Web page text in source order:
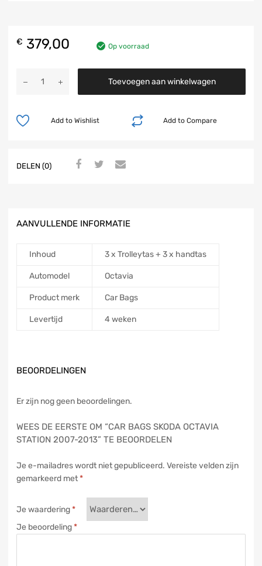
€ 379,00 Op voorraad
Toevoegen aan winkelwagen
Add to Compare
Add to Wishlist
DELEN (0)
AANVULLENDE INFORMATIE
Inhoud 3 x Trolleytas + 3 x handtas
Automodel Octavia
Product merk Car Bags
Levertijd 4 weken
BEOORDELINGEN
Er zijn nog geen beoordelingen.
WEES DE EERSTE OM “CAR BAGS SKODA OCTAVIA
STATION 2007-2013” TE BEOORDELEN
Je e-mailadres wordt niet gepubliceerd. Vereiste velden zijn
gemarkeerd met*
Je waardering*
Je beoordeling*